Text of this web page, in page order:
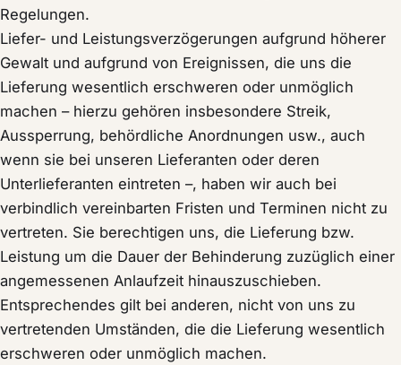
Regelungen.
Liefer- und Leistungsverzögerungen aufgrund höherer
Gewalt und aufgrund von Ereignissen, die uns die
Lieferung wesentlich erschweren oder unmöglich
machen – hierzu gehören insbesondere Streik,
Aussperrung, behördliche Anordnungen usw., auch
wenn sie bei unseren Lieferanten oder deren
Unterlieferanten eintreten –, haben wir auch bei
verbindlich vereinbarten Fristen und Terminen nicht zu
vertreten. Sie berechtigen uns, die Lieferung bzw.
Leistung um die Dauer der Behinderung zuzüglich einer
angemessenen Anlaufzeit hinauszuschieben.
Entsprechendes gilt bei anderen, nicht von uns zu
vertretenden Umständen, die die Lieferung wesentlich
erschweren oder unmöglich machen.